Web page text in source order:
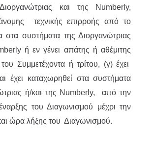
και της Numberly,
τεχνικής επιρροής από το
στα συστήματα της Διοργανώτριας
ή εν γένει απάτης ή αθέμιτης
Συμμετέχοντα ή τρίτου, (γ) έχει
έχει καταχωρηθεί στα συστήματα
ή/και της Numberly, από την
του Διαγωνισμού μέχρι την
ώρα λήξης του Διαγωνισμού.